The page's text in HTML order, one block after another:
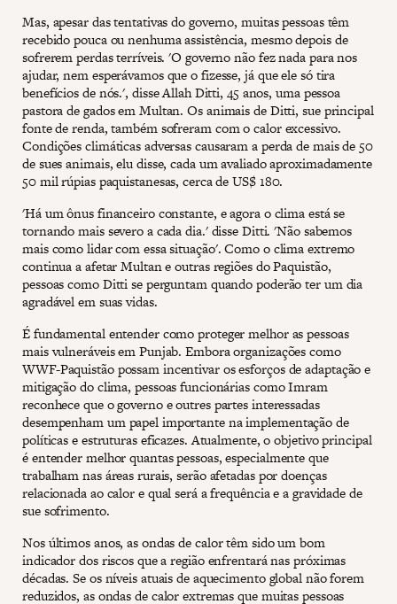
Mas, apesar das tentativas do governo, muitas pessoas têm
recebido pouca ou nenhuma assistência, mesmo depois de
sofrerem perdas terríveis. 'O governo não fez nada para nos
ajudar, nem esperávamos que o fizesse, já que ele só tira
benefícios de nós.', disse Allah Ditti, 45 anos, uma pessoa
pastora de gados em Multan. Os animais de Ditti, sue principal
fonte de renda, também sofreram com o calor excessivo.
Condições climáticas adversas causaram a perda de mais de 50
de sues animais, elu disse, cada um avaliado aproximadamente
50 mil rúpias paquistanesas, cerca de US$ 180.
'Há um ônus financeiro constante, e agora o clima está se
tornando mais severo a cada dia.' disse Ditti. 'Não sabemos
mais como lidar com essa situação'. Como o clima extremo
continua a afetar Multan e outras regiões do Paquistão,
pessoas como Ditti se perguntam quando poderão ter um dia
agradável em suas vidas.
É fundamental entender como proteger melhor as pessoas
mais vulneráveis em Punjab. Embora organizações como
WWF-Paquistão possam incentivar os esforços de adaptação e
mitigação do clima, pessoas funcionárias como Imram
reconhece que o governo e outres partes interessadas
desempenham um papel importante na implementação de
políticas e estruturas eficazes. Atualmente, o objetivo principal
é entender melhor quantas pessoas, especialmente que
trabalham nas áreas rurais, serão afetadas por doenças
relacionada ao calor e qual será a frequência e a gravidade de
sue sofrimento.
Nos últimos anos, as ondas de calor têm sido um bom
indicador dos riscos que a região enfrentará nas próximas
décadas. Se os níveis atuais de aquecimento global não forem
reduzidos, as ondas de calor extremas que muitas pessoas